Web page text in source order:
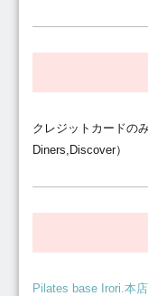
クレジットカードの
Diners,Discover）
Pilates base Irori.本